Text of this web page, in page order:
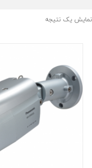
نمایش یک نتیجه